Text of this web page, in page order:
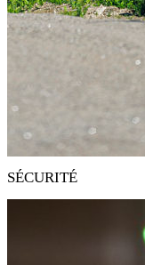
SÉCURITÉ